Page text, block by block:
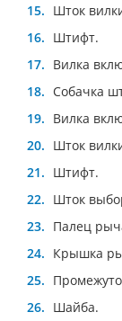
Шток
Штифт.
Вилка
Собачка
Вилка
Шток
Штифт.
Шток
Палец
Крышка
Шайба.